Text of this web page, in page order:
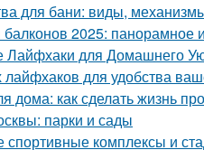
для бани: виды,
2025: панорамное
для Домашнего
лайфхаков для удобства
дома: как сделать жизнь
парки и сады
комплексы и